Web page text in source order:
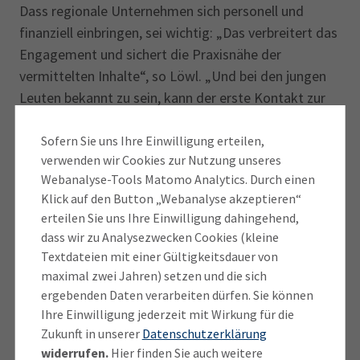
Sofern Sie uns Ihre Einwilligung erteilen,
verwenden wir Cookies zur Nutzung unseres
Webanalyse-Tools Matomo Analytics. Durch einen
Klick auf den Button „Webanalyse akzeptieren“
erteilen Sie uns Ihre Einwilligung dahingehend,
dass wir zu Analysezwecken Cookies (kleine
Textdateien mit einer Gültigkeitsdauer von
maximal zwei Jahren) setzen und die sich
ergebenden Daten verarbeiten dürfen. Sie können
Ihre Einwilligung jederzeit mit Wirkung für die
Zukunft in unserer Datenschutzerklärung
widerrufen.Hier finden Sie auch weitere
Dass regionale Unternehmen sich personell und
finanziell einbringen, sei wichtig: „Das verbreitert das
Engagement und sichert die Praxisnähe der
vermittelten Inhalte“, so Löwl. „Und bei den jungen
Leuten bekannt zu sein, kann der erste Kontakt zur
Aktiv sind unter anderem die Stadtwerke Dachau, die
Qualcomm Germany RFFE GmbH/RF360 Europe
GmbH als Kommunikationstechnik-Entwickler in
München sowie die Thorlabs GmbH. Bei dem
amerikanischen Elektronik- und
Optikkomponentenhersteller mit 350 Mitarbeitenden
am Standort Bergkirchen leitet Pöttinger die
firmeneigene Photonics Academy.